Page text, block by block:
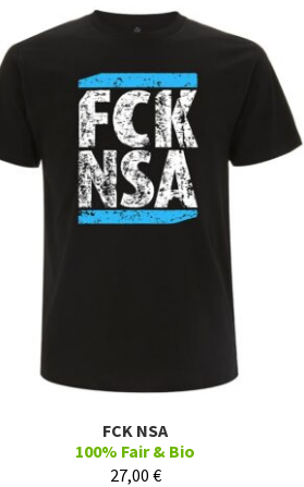
FCK NSA
100% Fair & Bio
27,00 €